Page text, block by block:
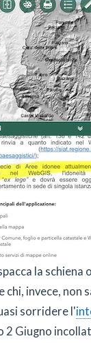
la
invece, non
sorridere l'
Giugno